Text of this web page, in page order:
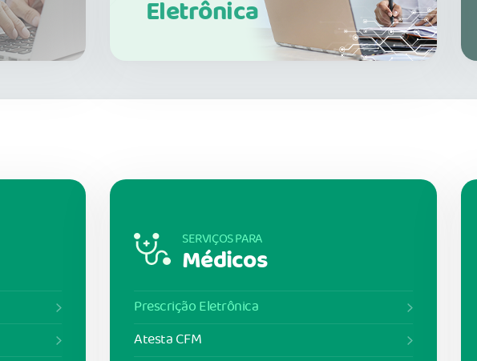
Eletrônica
SERVIÇOS PARA
Médicos
Prescrição Eletrônica
Atesta CFM